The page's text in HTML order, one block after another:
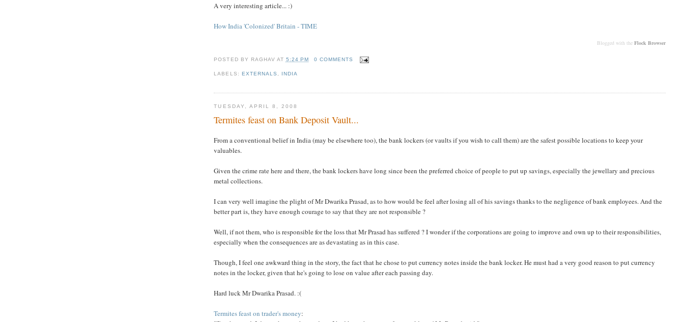
A very interesting article... :)
How India 'Colonized' Britain - TIME
Blogged with the Flock Browser
POSTED BY RAGHAV AT 5:24 PM 0 COMMENTS
LABELS: EXTERNALS , INDIA
TUESDAY, APRIL 8, 2008
Termites feast on Bank Deposit Vault...
From a conventional belief in India (may be elsewhere too), the bank lockers (or vaults if you wish to call them) are the safest possible locations to keep your
valuables.
Given the crime rate here and there, the bank lockers have long since been the preferred choice of people to put up savings, especially the jewellary and precious
metal collections.
I can very well imagine the plight of Mr Dwarika Prasad, as to how would be feel after losing all of his savings thanks to the negligence of bank employees. And the
better part is, they have enough courage to say that they are not responsible ?
Well, if not them, who is responsible for the loss that Mr Prasad has suffered ? I wonder if the corporations are going to improve and own up to their responsibilities,
especially when the consequences are as devastating as in this case.
Though, I feel one awkward thing in the story, the fact that he chose to put currency notes inside the bank locker. He must had a very good reason to put currency
notes in the locker, given that he's going to lose on value after each passing day.
Hard luck Mr Dwarika Prasad. :(
Termites feast on trader's money: